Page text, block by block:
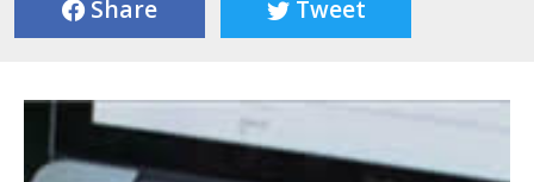
Share Tweet